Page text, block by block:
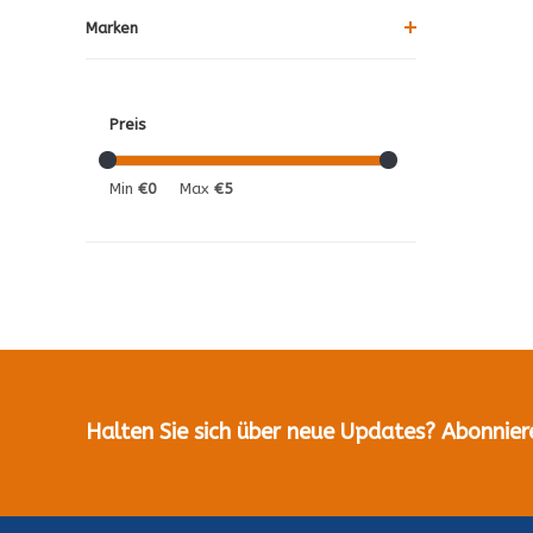
Marken
Preis
Min €0 Max €5
Halten Sie sich über neue Updates?